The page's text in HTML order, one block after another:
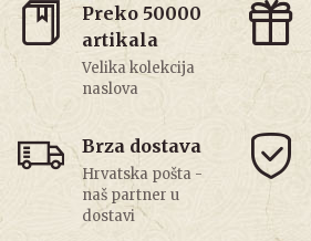
Preko 50000
artikala
Velika kolekcija
naslova
Brza dostava
Hrvatska pošta -
naš partner u
dostavi